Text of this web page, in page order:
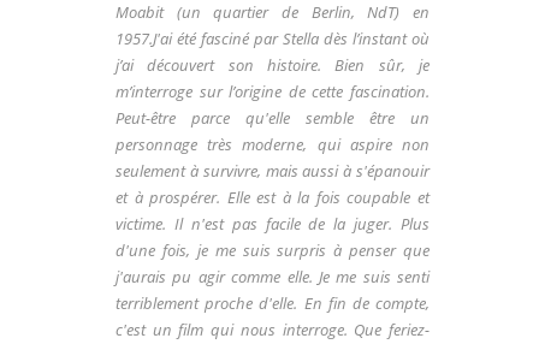
Moabit (un quartier de Berlin, NdT) en
1957.J'ai été fasciné par Stella dès l’instant où
j’ai découvert son histoire. Bien sûr, je
m’interroge sur l’origine de cette fascination.
Peut-être parce qu'elle semble être un
personnage très moderne, qui aspire non
seulement à survivre, mais aussi à s'épanouir
et à prospérer. Elle est à la fois coupable et
victime. Il n'est pas facile de la juger. Plus
d'une fois, je me suis surpris à penser que
j'aurais pu agir comme elle. Je me suis senti
terriblement proche d'elle. En fin de compte,
c'est un film qui nous interroge. Que feriez-